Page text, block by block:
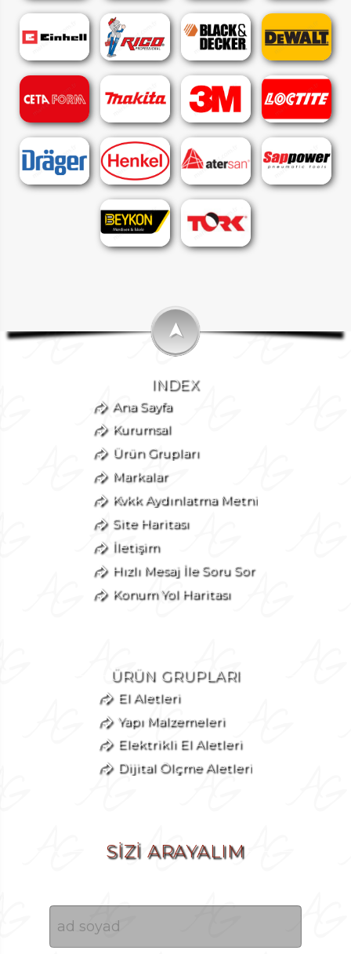
➤
INDEX
Ana Sayfa
Kurumsal
Ürün Grupları
Markalar
Kvkk Aydınlatma Metni
Site Haritası
İletişim
Hızlı Mesaj İle Soru Sor
Konum Yol Haritası
ÜRÜN GRUPLARI
El Aletleri
Yapı Malzemeleri
Elektrikli El Aletleri
Dijital Ölçme Aletleri
SİZİ ARAYALIM